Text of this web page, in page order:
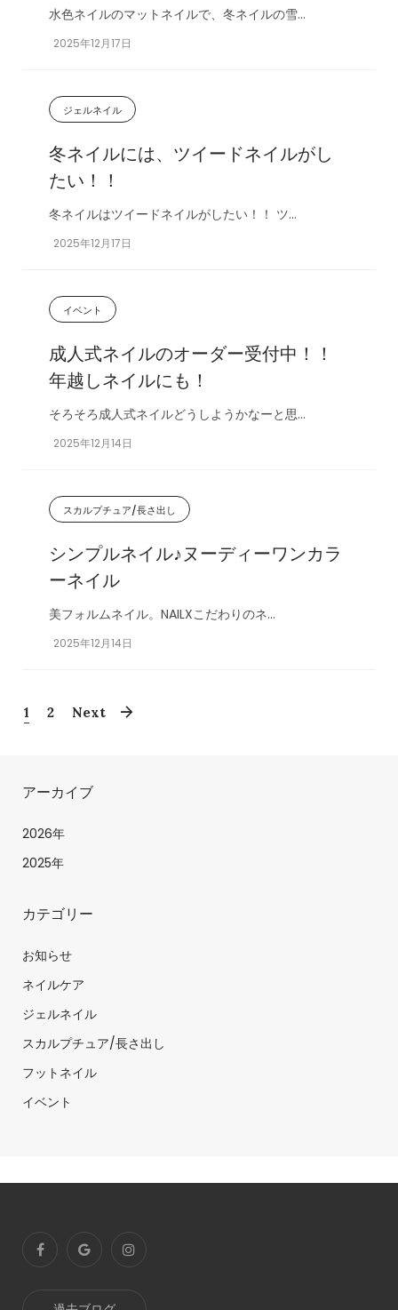
水色ネイルのマットネイルで、冬ネイルの雪...
2025年12月17日
ジェルネイル
冬ネイルには、ツイードネイルがし
たい！！
冬ネイルはツイードネイルがしたい！！ ツ...
2025年12月17日
イベント
成人式ネイルのオーダー受付中！！
年越しネイルにも！
そろそろ成人式ネイルどうしようかなーと思...
2025年12月14日
スカルプチュア/長さ出し
シンプルネイル♪ヌーディーワンカラ
ーネイル
美フォルムネイル。NAILXこだわりのネ...
2025年12月14日
1 2 Next
アーカイブ
2026年
2025年
カテゴリー
お知らせ
ネイルケア
ジェルネイル
スカルプチュア/長さ出し
フットネイル
イベント